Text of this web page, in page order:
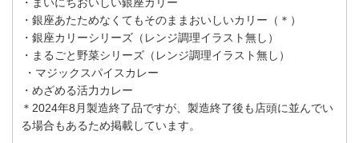
・銀座あたためなくてもそのままおいしいカリー（＊）
・銀座カリーシリーズ（レンジ調理イラスト無し）
・まるごと野菜シリーズ（レンジ調理イラスト無し）
・マジックスパイスカレー
・めざめる活力カレー
＊2024年8月製造終了品ですが、製造終了後も店頭に並んでい
る場合もあるため掲載しています。